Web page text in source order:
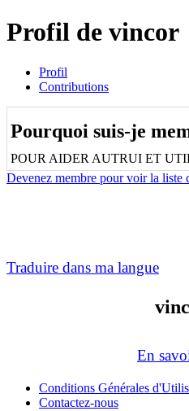
Profil de vincor
Profil
Contributions
Pourquoi suis-je
POUR AIDER AUTRUI ET
Devenez membre pour voir la liste
Traduire dans ma langue
En
Conditions Générales
Contactez-nous